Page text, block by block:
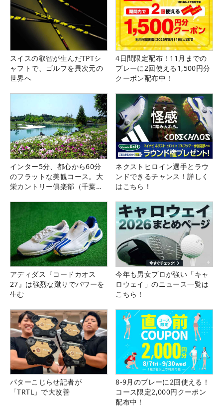
スイスの叡智が生んだTPTシ
ャフトで、ゴルフを異次元の
世界へ
4日間限定配布！11月までの
プレーに2回使える1,500円分
クーポン配布中！
インター5分、都心から60分
のフラットな美観コース。大
栄カントリー俱楽部（千葉
ネクストヒロイン選手とラウ
ンドできるチャンス！詳しく
はこちら！
アディダス『コードカオス
27』は強烈な蹴りでパワーを
生む
今年も男女プロが強い「キャ
ロウェイ」のニュース一覧は
こちら！
パターこじらせ記者が
「TRTL」で大改善
8-9月のプレーに2回使える！
コース限定2,000円クーポン
配布中！